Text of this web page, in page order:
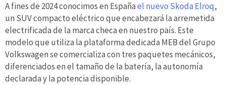
A fines de 2024 conocimos en Españael nuevo Skoda Elroq,
un SUV compacto eléctrico que encabezará la arremetida
electrificada de la marca checa en nuestro país. Este
modelo que utiliza la plataforma dedicada MEB del Grupo
Volkswagen se comercializa con tres paquetes mecánicos,
diferenciados en el tamaño de la batería, la autonomía
declarada y la potencia disponible.